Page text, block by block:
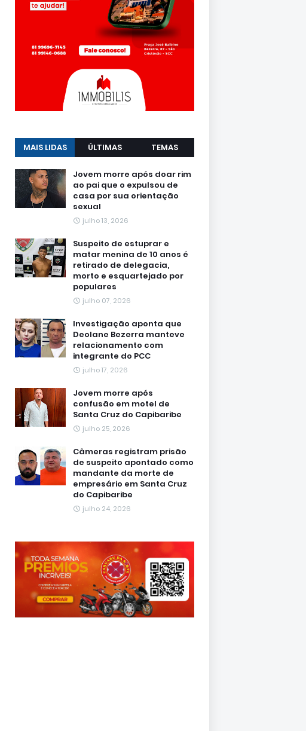
MAIS LIDAS ÚLTIMAS TEMAS
Jovem morre após doar rim
ao pai que o expulsou de
casa por sua orientação
sexual
julho 13, 2026
Suspeito de estuprar e
matar menina de 10 anos é
retirado de delegacia,
morto e esquartejado por
populares
julho 07, 2026
Investigação aponta que
Deolane Bezerra manteve
relacionamento com
integrante do PCC
julho 17, 2026
Jovem morre após
confusão em motel de
Santa Cruz do Capibaribe
julho 25, 2026
Câmeras registram prisão
de suspeito apontado como
mandante da morte de
empresário em Santa Cruz
do Capibaribe
julho 24, 2026